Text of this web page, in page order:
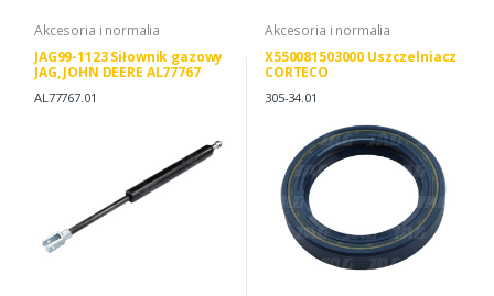
Akcesoria i normalia
JAG99-1123 Siłownik gazowy
JAG, JOHN DEERE AL77767
AL77767.01
Akcesoria i normalia
X550081503000 Uszczelniacz
CORTECO
305-34.01